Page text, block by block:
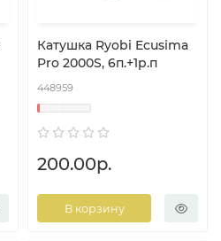
Катушка Ryobi Ecusima
Pro 2000S, 6п.+1р.п
448959
200.00р.
В корзину